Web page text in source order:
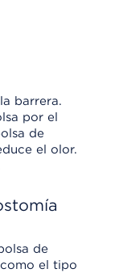
barrera.
por el
de
el olor.
de
el tipo